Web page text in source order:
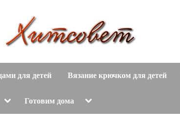
и
т
вязание
для детей Вязание крючком для детей
Toggle
menu
Готовим дома Toggle
menu